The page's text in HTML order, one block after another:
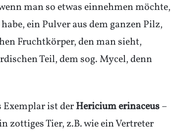
man so etwas einnehmen möchte,
ein Pulver aus dem ganzen Pilz,
Fruchtkörper, den man sieht,
Teil, dem sog. Mycel, denn
ist derHericium erinaceus–
zottiges Tier, z.B. wie ein Vertreter